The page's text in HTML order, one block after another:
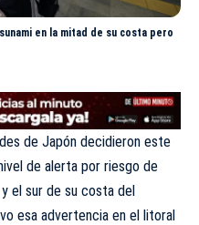
en la mitad de su costa pero
de Japón decidieron este
de alerta por riesgo de
el sur de su costa del
esa advertencia en el litoral